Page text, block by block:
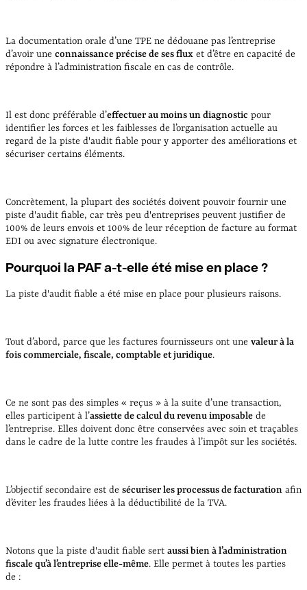
La documentation orale d’une TPE ne dédouane pas l’entreprise
d’avoir une connaissance précise de ses flux et d’être en capacité de
répondre à l’administration fiscale en cas de contrôle.
Il est donc préférable d’effectuer au moins un diagnostic pour
identifier les forces et les faiblesses de l’organisation actuelle au
regard de la piste d'audit fiable pour y apporter des améliorations et
sécuriser certains éléments.
Concrètement, la plupart des sociétés doivent pouvoir fournir une
piste d'audit fiable, car très peu d'entreprises peuvent justifier de
100% de leurs envois et 100% de leur réception de facture au format
EDI ou avec signature électronique.
Pourquoi la PAF a-t-elle été mise en place ?
La piste d'audit fiable a été mise en place pour plusieurs raisons.
Tout d’abord, parce que les factures fournisseurs ont une valeur à la
fois commerciale, fiscale, comptable et juridique.
Ce ne sont pas des simples « reçus » à la suite d’une transaction,
elles participent à l’assiette de calcul du revenu imposable de
l’entreprise. Elles doivent donc être conservées avec soin et traçables
dans le cadre de la lutte contre les fraudes à l’impôt sur les sociétés.
L’objectif secondaire est de sécuriser les processus de facturation afin
d’éviter les fraudes liées à la déductibilité de la TVA.
Notons que la piste d'audit fiable sert aussi bien à l’administration
fiscale qu’à l’entreprise elle-même. Elle permet à toutes les parties
de :